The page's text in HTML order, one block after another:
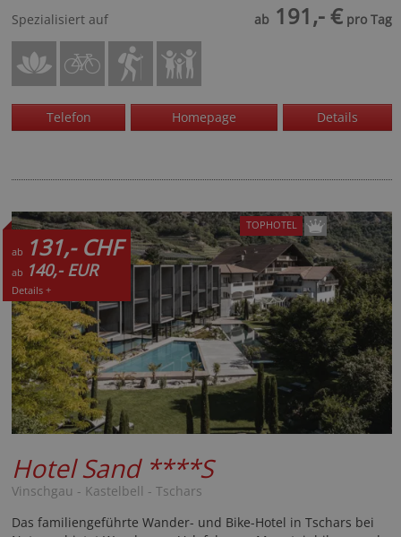
Spezialisiert auf
ab 191,- € pro Tag
Telefon Homepage Details
ab 131,- CHF
ab 140,- EUR
Details +
TOPHOTEL
Hotel Sand ****S
Vinschgau - Kastelbell - Tschars
Das familiengeführte Wander- und Bike-Hotel in Tschars bei